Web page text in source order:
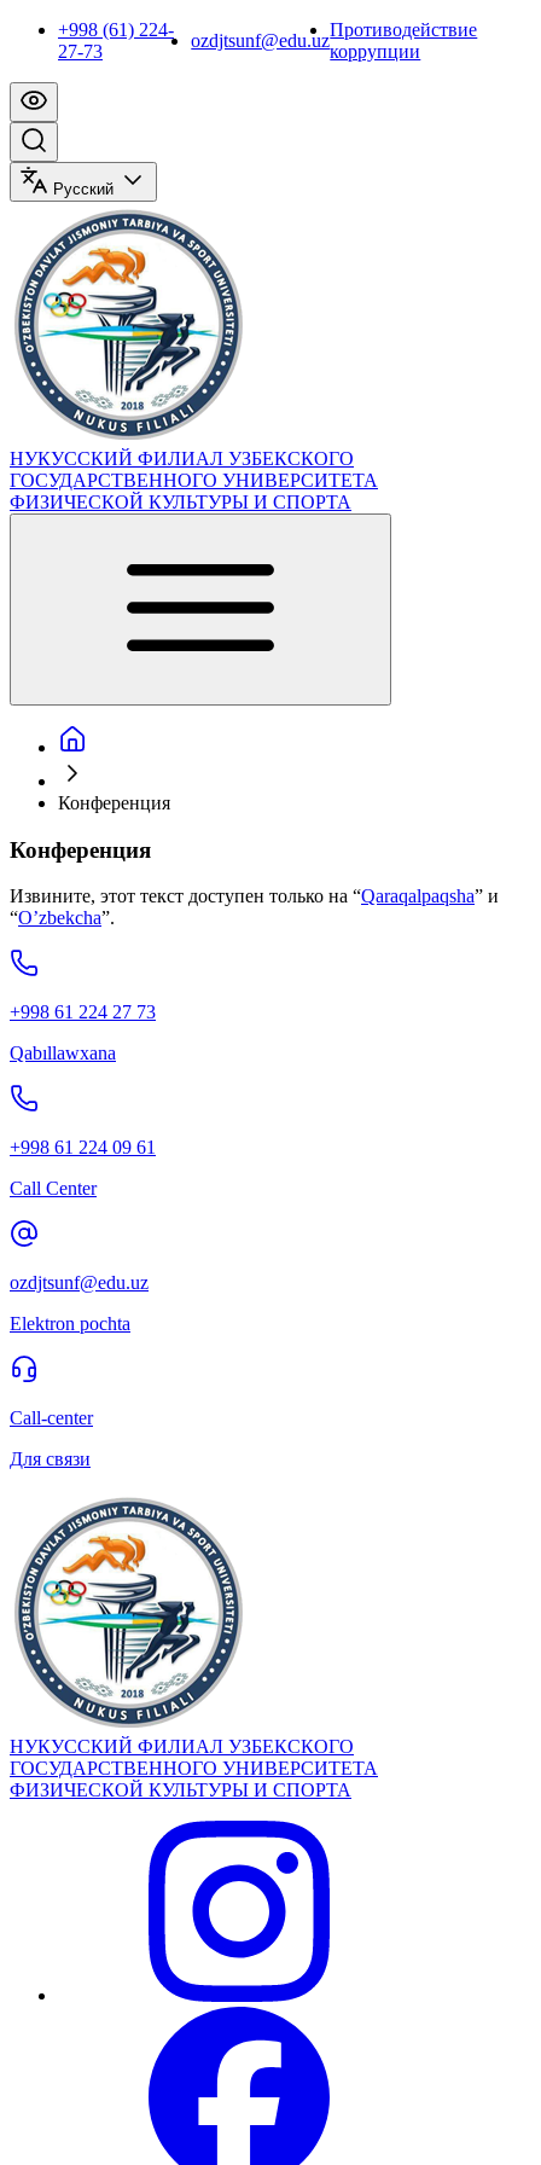
+998 (61) 224-
27-73
ozdjtsunf@edu.uz
Противодействие
коррупции
Русский
НУКУССКИЙ ФИЛИАЛ УЗБЕКСКОГО
ГОСУДАРСТВЕННОГО УНИВЕРСИТЕТА
ФИЗИЧЕСКОЙ КУЛЬТУРЫ И СПОРТА
Конференция
Конференция
Извините, этот текст доступен только на “Qaraqalpaqsha” и
“O’zbekcha”.
+998 61 224 27 73
Qabıllawxana
+998 61 224 09 61
Call Center
ozdjtsunf@edu.uz
Elektron pochta
Call-center
Для связи
НУКУССКИЙ ФИЛИАЛ УЗБЕКСКОГО
ГОСУДАРСТВЕННОГО УНИВЕРСИТЕТА
ФИЗИЧЕСКОЙ КУЛЬТУРЫ И СПОРТА